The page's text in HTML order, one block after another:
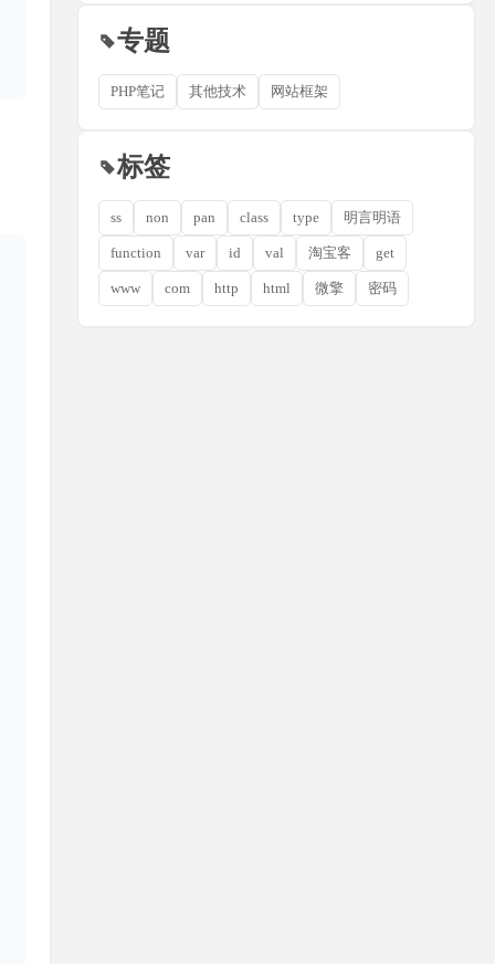
专题
PHP笔记 其他技术 网站框架
标签
ss non pan class type 明言明语
function var id val 淘宝客 get
www com http html 微擎 密码